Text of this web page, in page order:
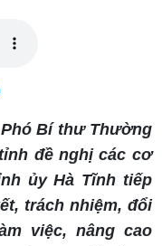
Bí thư Thường
đề nghị các cơ
ủy Hà Tĩnh tiếp
trách nhiệm, đổi
việc, nâng cao